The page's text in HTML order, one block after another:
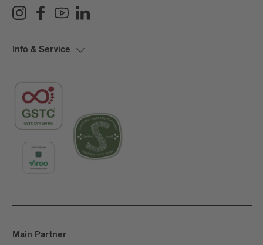
Info & Service
Main Partner